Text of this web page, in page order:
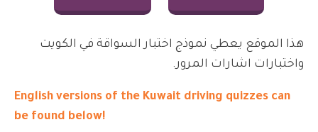
هذا الموقع يعطي نموذج اختبار السواقة في الكويت
واختبارات اشارات المرور.
English versions of the Kuwait driving quizzes can
be found below!